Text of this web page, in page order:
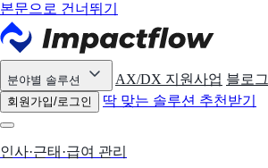
본문으로 건너뛰기
분야별 솔루션 AX/DX 지원사업 블로그
회원가입/로그인 딱 맞는 솔루션 추천받기
인사·근태·급여 관리